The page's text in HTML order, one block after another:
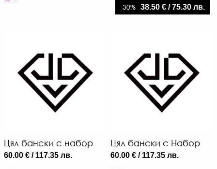
-30% 38.50 € / 75.30 лв.
Цял бански с набор
60.00 € / 117.35 лв.
Цял бански с Набор
60.00 € / 117.35 лв.